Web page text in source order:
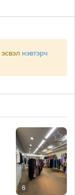
эсвэл нэвтэрч
6